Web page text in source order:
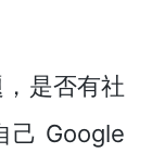
，是否有社
己 Google